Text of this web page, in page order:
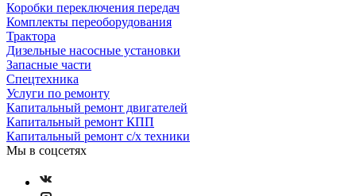
Коробки переключения передач
Комплекты переоборудования
Трактора
Дизельные насосные установки
Запасные части
Спецтехника
Услуги по ремонту
Капитальный ремонт двигателей
Капитальный ремонт КПП
Капитальный ремонт с/х техники
Мы в соцсетях